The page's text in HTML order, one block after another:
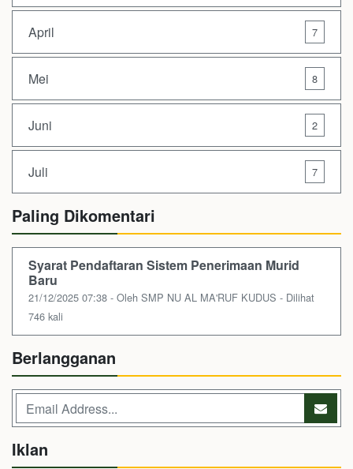
April 7
Mei 8
Juni 2
Juli 7
Paling Dikomentari
Syarat Pendaftaran Sistem Penerimaan Murid
Baru
21/12/2025 07:38 - Oleh SMP NU AL MA'RUF KUDUS - Dilihat
746 kali
Berlangganan
Iklan